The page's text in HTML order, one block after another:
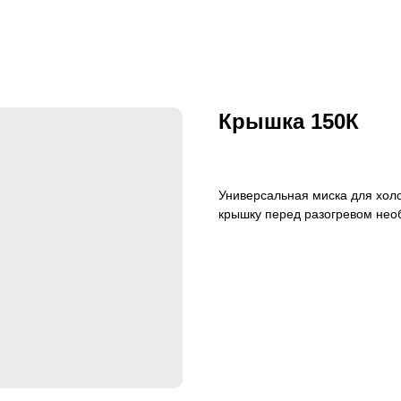
Крышка 150К
Универсальная миска для
крышку перед разогревом